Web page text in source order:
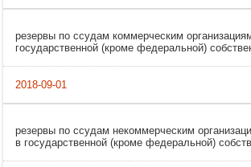
резервы по ссудам коммерческим
государственной (кроме федеральной)
резервы по ссудам некоммерческим
в государственной (кроме федеральной)